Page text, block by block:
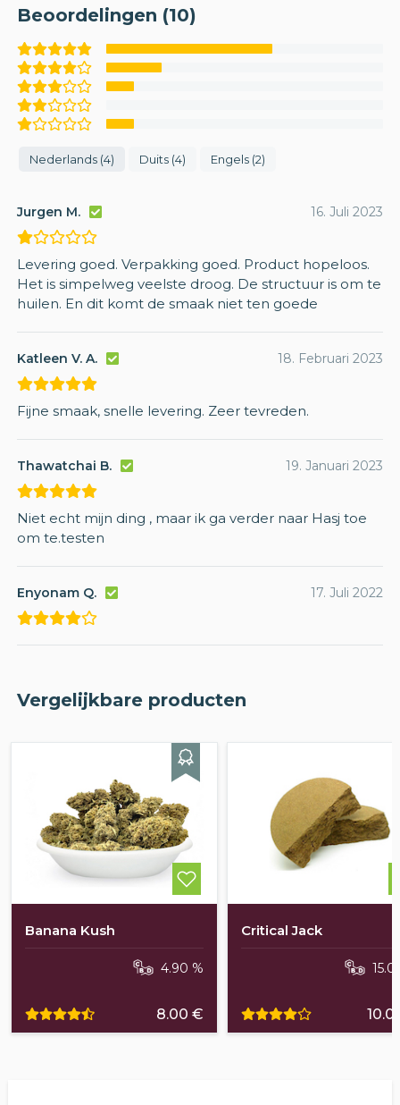
Beoordelingen (10)
Nederlands (4) Duits (4) Engels (2)
Jurgen M. 16. Juli 2023
Levering goed. Verpakking goed. Product hopeloos.
Het is simpelweg veelste droog. De structuur is om te
huilen. En dit komt de smaak niet ten goede
Katleen V. A. 18. Februari 2023
Fijne smaak, snelle levering. Zeer tevreden.
Thawatchai B. 19. Januari 2023
Niet echt mijn ding , maar ik ga verder naar Hasj toe
om te.testen
Enyonam Q. 17. Juli 2022
Vergelijkbare producten
Banana Kush
4.90 %
8.00 €
Critical Jack